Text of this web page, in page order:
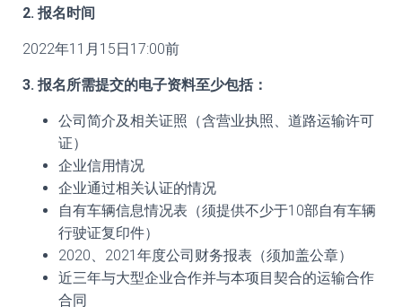
2. 报名时间
2022年11月15日17:00前
3. 报名所需提交的电子资料至少包括：
公司简介及相关证照（含营业执照、道路运输许可
证）
企业信用情况
企业通过相关认证的情况
自有车辆信息情况表（须提供不少于10部自有车辆
行驶证复印件）
2020、2021年度公司财务报表（须加盖公章）
近三年与大型企业合作并与本项目契合的运输合作
合同